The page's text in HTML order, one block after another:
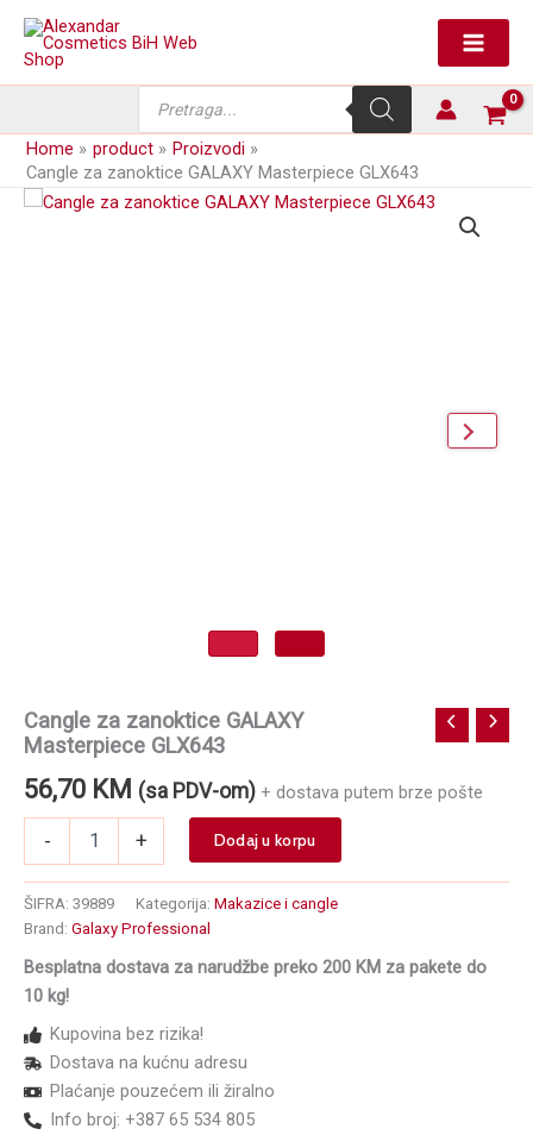
Skip
content
search
Home product
Proizvodi
Cangle za zanoktice GALAXY Masterpiece GLX643
next
Cangle za zanoktice GALAXY
Masterpiece GLX643
56,70 KM (sa PDV-om) + dostava putem brze pošte
-
GALAXY
Masterpiece
količina
+ Dodaj u korpu
ŠIFRA: 39889 Kategorija: Makazice i cangle
Brand: Galaxy Professional
Besplatna dostava za narudžbe preko 200 KM za pakete do
10 kg!
Kupovina bez rizika!
Dostava na kućnu adresu
Plaćanje pouzećem ili žiralno
Info broj: +387 65 534 805
GALAXY
Masterpiece
GLX643